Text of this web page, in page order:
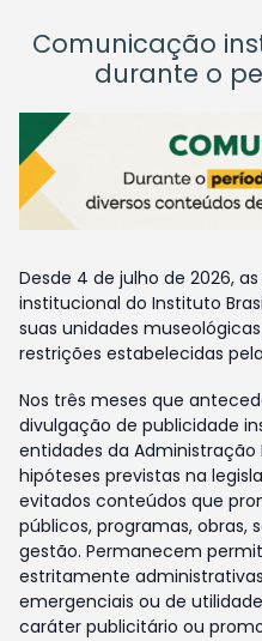
Comunicação
durante o
Desde 4 de julho de 2026,
institucional do Instituto
suas unidades
restrições estabelecidas
Nos três meses que
divulgação de publicidade
entidades da Administração
hipóteses previstas na
evitados conteúdos que
públicos, programas, obras,
gestão. Permanecem
estritamente
emergenciais ou de
caráter publicitário ou